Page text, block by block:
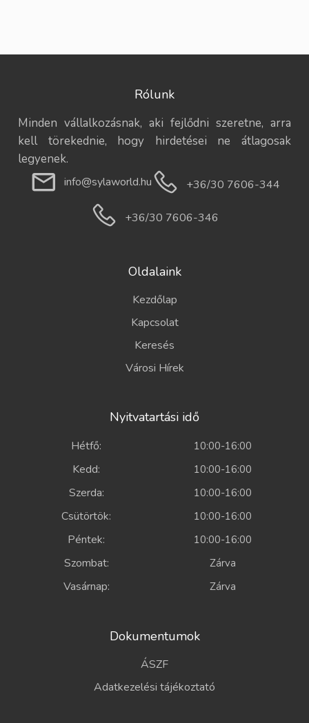
Rólunk
Minden vállalkozásnak, aki fejlődni szeretne, arra
kell törekednie, hogy hirdetései ne átlagosak
legyenek.
info@sylaworld.hu +36/30 7606-344
+36/30 7606-346
Oldalaink
Kezdőlap
Kapcsolat
Keresés
Városi Hírek
Nyitvatartási idő
Hétfő: 10:00-16:00
Kedd: 10:00-16:00
Szerda: 10:00-16:00
Csütörtök: 10:00-16:00
Péntek: 10:00-16:00
Szombat: Zárva
Vasárnap: Zárva
Dokumentumok
ÁSZF
Adatkezelési tájékoztató